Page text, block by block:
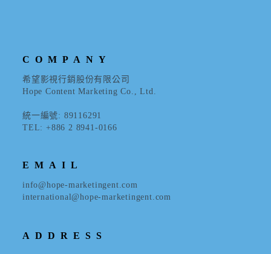
COMPANY
希望影視行銷股份有限公司
Hope Content Marketing Co., Ltd.
統一編號: 89116291
TEL: +886 2 8941-0166
EMAIL
info@hope-marketingent.com
international@hope-marketingent.com
ADDRESS